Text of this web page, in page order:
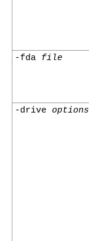
-fda file
-drive options